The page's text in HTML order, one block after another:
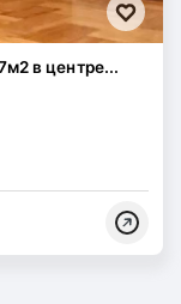
в центре...